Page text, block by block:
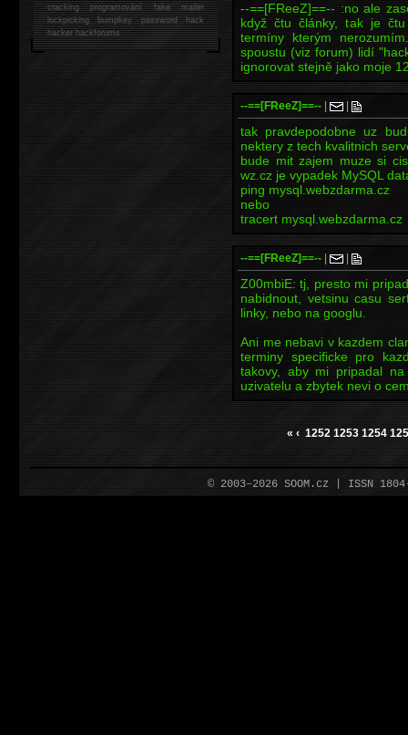
--==[FReeZ]==-- :no ale
když čtu články, tak je
termíny kterým
spoustu (viz forum) lidí
ignorovat stejně jako moje
--==[FReeZ]==--
tak pravdepodobne uz
nektery z tech kvalitnich
bude mit zajem muze si
wz.cz je vypadek MySQL
ping mysql.webzdarma.cz
nebo
tracert mysql.webzdarma.cz
--==[FReeZ]==--
Z00mbiE: tj, presto mi
nabidnout, vetsinu casu
linky, nebo na googlu.
Ani me nebavi v kazdem
terminy specificke pro
takovy, aby mi pripadal
uzivatelu a zbytek nevi o
« ‹ 1252 1253 1254
cracking programování fake mailer
lockpicking bumpkey password hack
hackerhackforums
© 2003–2026 SOOM.cz | ISSN